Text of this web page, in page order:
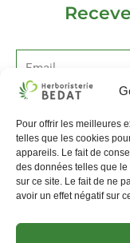
Pour offrir les meilleures
telles que les cookies
appareils. Le fait de
des données telles que
sur ce site. Le fait de ne
avoir un effet négatif sur
Alternative:
La pharmacie
Mentions